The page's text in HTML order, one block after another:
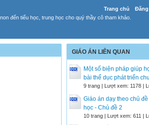
Trang chủ
đến tiểu học, trung học cho quý thầy cô tham khảo.
GIÁO ÁN LIÊN QUAN
Một số biện pháp giúp
bài thể dục phát triển
9 trang | Lượt xem: 1178 |
Giáo án dạy theo chủ
học - Chủ đề 2
10 trang | Lượt xem: 611 |